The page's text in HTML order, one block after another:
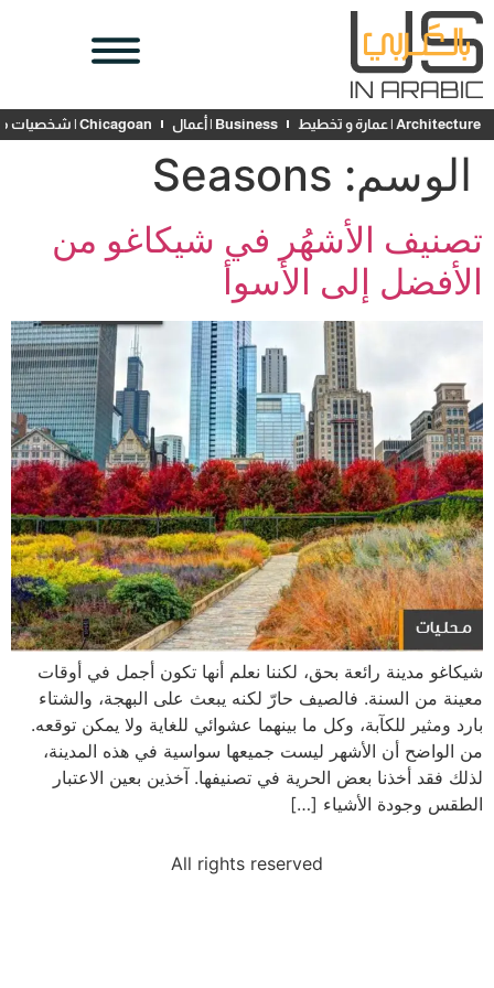
Architecture | عمارة و تخطيط Business | أعمال Chicagoan | شخصيات محلية
الوسم: Seasons
تصنيف الأشهُر في شيكاغو من
الأفضل إلى الأسوأ
شيكاغو مدينة رائعة بحق، لكننا نعلم أنها تكون أجمل في أوقات
معينة من السنة. فالصيف حارّ لكنه يبعث على البهجة، والشتاء
بارد ومثير للكآبة، وكل ما بينهما عشوائي للغاية ولا يمكن توقعه.
من الواضح أن الأشهر ليست جميعها سواسية في هذه المدينة،
لذلك فقد أخذنا بعض الحرية في تصنيفها. آخذين بعين الاعتبار
الطقس وجودة الأشياء […]
All rights reserved